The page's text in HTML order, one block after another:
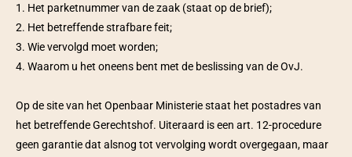
1. Het parketnummer van de zaak (staat op de brief);
2. Het betreffende strafbare feit;
3. Wie vervolgd moet worden;
4. Waarom u het oneens bent met de beslissing van de OvJ.
Op de site van het Openbaar Ministerie staat het postadres van
het betreffende Gerechtshof. Uiteraard is een art. 12-procedure
geen garantie dat alsnog tot vervolging wordt overgegaan, maar